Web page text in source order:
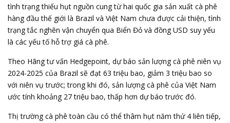
tình trạng thiếu hụt nguồn cung từ hai quốc gia sản xuất cà phê
hàng đầu thế giới là Brazil và Việt Nam chưa được cải thiện, tình
trạng tắc nghẽn vận chuyển qua Biển Đỏ và đồng USD suy yếu
là các yếu tố hỗ trợ giá cà phê.
Theo Hãng tư vấn Hedgepoint, dự báo sản lượng cà phê niên vụ
2024-2025 của Brazil sẽ đạt 63 triệu bao, giảm 3 triệu bao so
với niên vụ trước; trong khi đó, sản lượng cà phê của Việt Nam
ước tính khoảng 27 triệu bao, thấp hơn dự báo trước đó.
Thị trường cà phê toàn cầu có thể thâm hụt năm thứ 4 liên tiếp,